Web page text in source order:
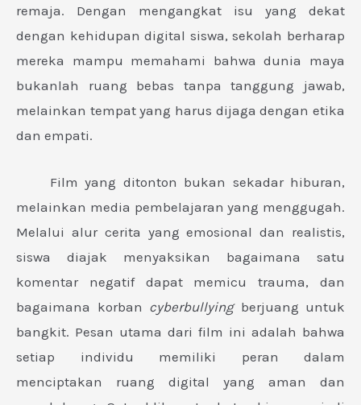
remaja. Dengan mengangkat isu yang dekat
dengan kehidupan digital siswa, sekolah berharap
mereka mampu memahami bahwa dunia maya
bukanlah ruang bebas tanpa tanggung jawab,
melainkan tempat yang harus dijaga dengan etika
dan empati.
Film yang ditonton bukan sekadar hiburan,
melainkan media pembelajaran yang menggugah.
Melalui alur cerita yang emosional dan realistis,
siswa diajak menyaksikan bagaimana satu
komentar negatif dapat memicu trauma, dan
bagaimana korban cyberbullyingberjuang untuk
bangkit. Pesan utama dari film ini adalah bahwa
setiap individu memiliki peran dalam
menciptakan ruang digital yang aman dan